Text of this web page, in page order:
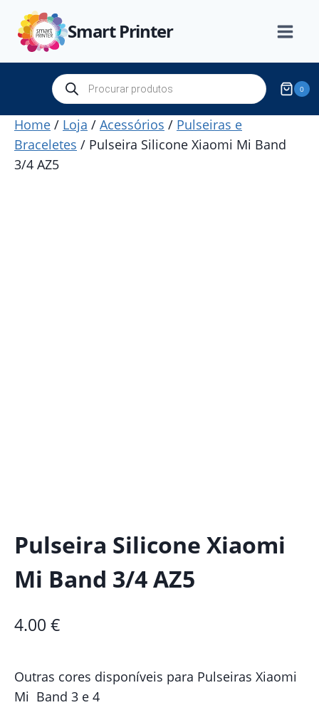
content
Smart Printer
Products
search 0
Home / Loja / Acessórios / Pulseiras e
Braceletes / Pulseira Silicone Xiaomi Mi Band
3/4 AZ5
Pulseira Silicone Xiaomi
Mi Band 3/4 AZ5
4.00 €
Outras cores disponíveis para Pulseiras Xiaomi
Mi Band 3 e 4